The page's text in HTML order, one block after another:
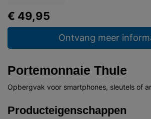
€ 49,95
Ontvang meer
Portemonnaie Thule
Opbergvak voor smartphones, sleutels of
Producteigenschappen